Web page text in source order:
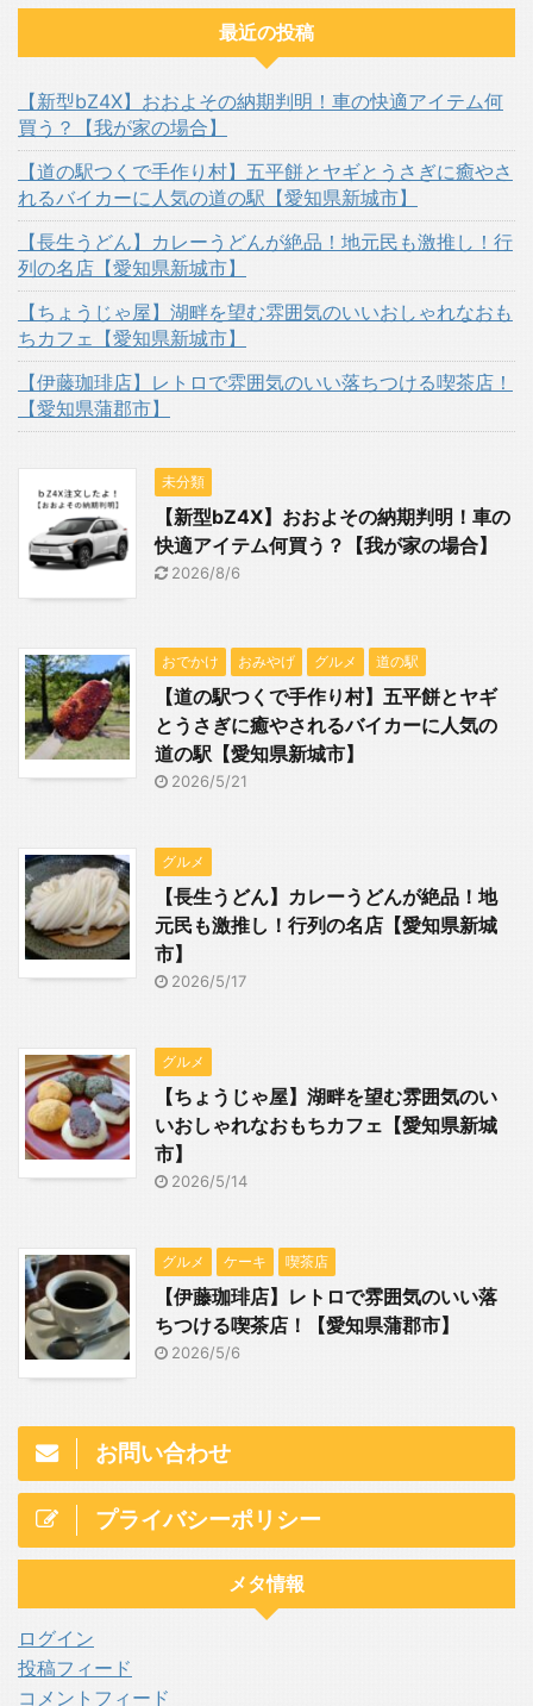
最近の投稿
【新型bZ4X】おおよその納期判明！車の快適アイテム何
買う？【我が家の場合】
【道の駅つくで手作り村】五平餅とヤギとうさぎに癒やさ
れるバイカーに人気の道の駅【愛知県新城市】
【長生うどん】カレーうどんが絶品！地元民も激推し！行
列の名店【愛知県新城市】
【ちょうじゃ屋】湖畔を望む雰囲気のいいおしゃれなおも
ちカフェ【愛知県新城市】
【伊藤珈琲店】レトロで雰囲気のいい落ちつける喫茶店！
【愛知県蒲郡市】
未分類
【新型bZ4X】おおよその納期判明！車の
快適アイテム何買う？【我が家の場合】
2026/8/6
おでかけ おみやげ グルメ 道の駅
【道の駅つくで手作り村】五平餅とヤギ
とうさぎに癒やされるバイカーに人気の
道の駅【愛知県新城市】
2026/5/21
グルメ
【長生うどん】カレーうどんが絶品！地
元民も激推し！行列の名店【愛知県新城
市】
2026/5/17
グルメ
【ちょうじゃ屋】湖畔を望む雰囲気のい
いおしゃれなおもちカフェ【愛知県新城
市】
2026/5/14
グルメ ケーキ 喫茶店
【伊藤珈琲店】レトロで雰囲気のいい落
ちつける喫茶店！【愛知県蒲郡市】
2026/5/6
お問い合わせ
プライバシーポリシー
メタ情報
ログイン
投稿フィード
コメントフィード